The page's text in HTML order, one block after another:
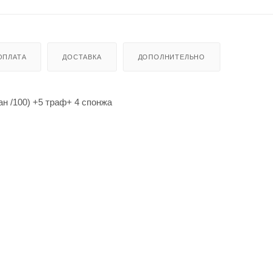
ДОСТАВКА ДОПОЛНИТЕЛЬНО
/100) +5 траф+ 4 спонжа